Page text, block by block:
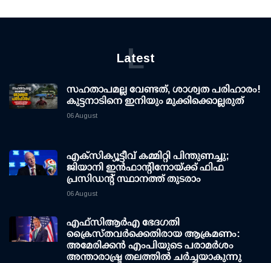
Latest
L
സഹതാപമല്ല വേണ്ടത്, ശാശ്വത പരിഹാരം!
കുട്ടനാടിനെ ഇനിയും മുക്കിക്കൊല്ലരുത്
06 August
എക്സിക്യൂട്ടീവ് കമ്മിറ്റി പിന്തുണച്ചു;
ജിയാനി ഇന്‍ഫാന്റിനോയ്ക്ക് ഫിഫ
പ്രസിഡന്റ് സ്ഥാനത്ത് തുടരാം
06 August
എഫ്‌സി‌ആര്‍‌എ ഭേദഗതി
ക്രൈസ്തവർക്കെതിരായ ആക്രമണം:
അമേരിക്കൻ എംപിയുടെ പരാമർശം
അന്താരാഷ്ട്ര തലത്തിൽ ചർച്ചയാകുന്നു